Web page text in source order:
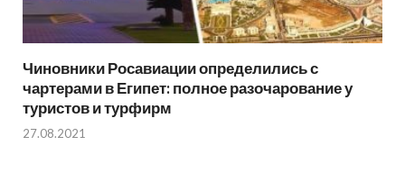
Чиновники Росавиации определились с
чартерами в Египет: полное разочарование у
туристов и турфирм
27.08.2021